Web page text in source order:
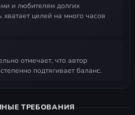
хватает целей на много часов
подтягивает баланс.
ТРЕБОВАНИЯ